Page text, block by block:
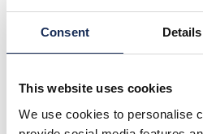
Consent Details
This website uses cookies
We use cookies to personalise
Anche quest’anno vedrà la luce il
verrà compensato dalla
totale di CO2.